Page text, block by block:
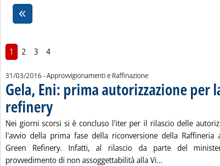
1 2 3 4
31/03/2016 - Approvvigionamenti e Raffinazione
Gela, Eni: prima autorizzazione per
refinery. Pubblicata giovedì 31 marzo 2016 alle 17.34.
Nei giorni scorsi si è concluso l'iter per il rilascio delle
l'avvio della prima fase della riconversione della
Green Refinery. Infatti, al rilascio da parte del
provvedimento di non assoggettabilità alla Vi...